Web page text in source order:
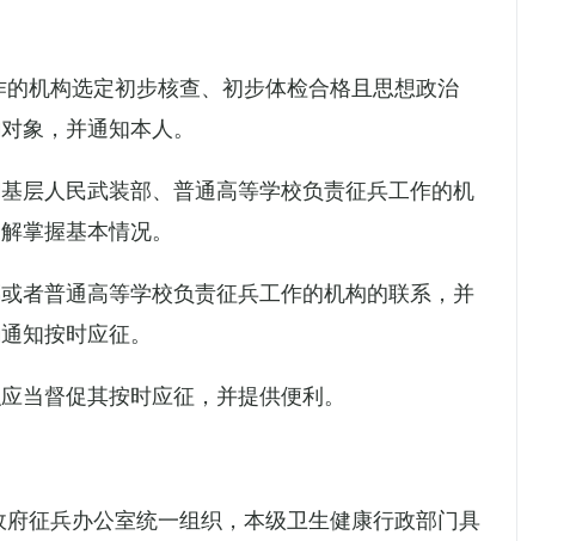
机构选定初步核查、初步体检合格且思想政治
象，并通知本人。
层人民武装部、普通高等学校负责征兵工作的机
掌握基本情况。
者普通高等学校负责征兵工作的机构的联系，并
知按时应征。
当督促其按时应征，并提供便利。
征兵办公室统一组织，本级卫生健康行政部门具